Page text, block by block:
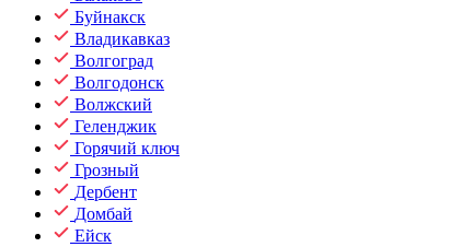
Буйнакск
Владикавказ
Волгоград
Волгодонск
Волжский
Геленджик
Горячий ключ
Грозный
Дербент
Домбай
Ейск